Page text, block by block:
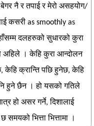
नै र तपाई र मेरो असहयोग/
कसरी as smoothly as
दलहरुको सुधारको कुरा
अहिले । केहि कुरा आन्दोलन
केहि क्रान्ति पछि हुनेछ, केहि
हुने छैन । हो यसको गतिले
हो असर गर्ने, दिशालाई
भित्ता भित्तामा ।